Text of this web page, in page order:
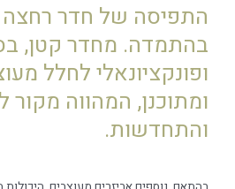
התפיסה של חדר
בהתמדה. מחדר קטן,
ופונקציונאלי לחלל
ומתוכנן, המהווה מקור
והתחדשות.